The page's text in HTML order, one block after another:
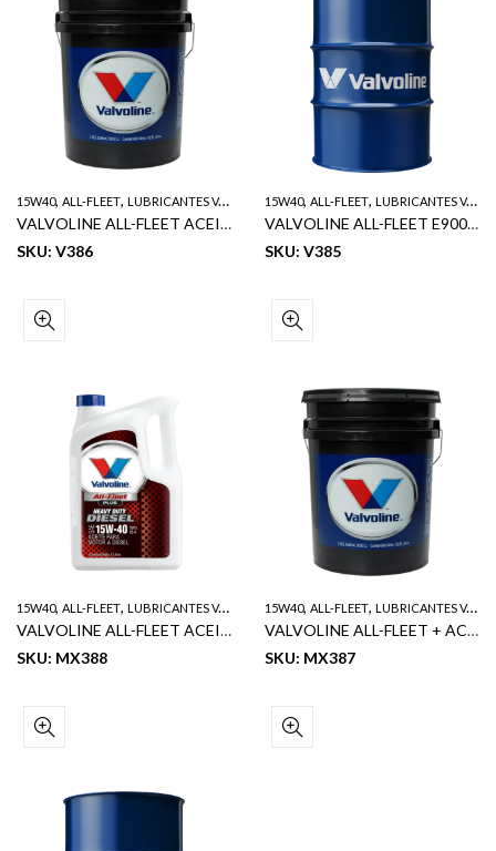
15W40, ALL-FLEET, LUBRICANTES VALVOLINE ,SERVICIO PESADO
VALVOLINE ALL-FLEET ACEITE DE MOTOR DIESEL E900 PLUS SERVICIO PESADO SAE 15W40 5GL
SKU: V386
15W40, ALL-FLEET, LUBRICANTES VALVOLINE
VALVOLINE ALL-FLEET E900 PLUS ACEITE DE MOTOR DIESEL SERVICIO PESADO SAE 15W40 55GL
SKU: V385
15W40, ALL-FLEET, LUBRICANTES VALVOLINE
VALVOLINE ALL-FLEET ACEITE DE MOTOR DIESEL SAE 15W40 CI4/SL 1GL
SKU: MX388
15W40, ALL-FLEET, LUBRICANTES VALVOLINE
VALVOLINE ALL-FLEET + ACEITE DE MOTOR DIESEL SERVICIO PESADO SAE 15W40 CI4/SL 5GL
SKU: MX387